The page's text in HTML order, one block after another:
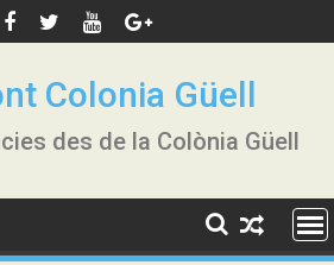
Colonia Güell
des de la Colònia Güell